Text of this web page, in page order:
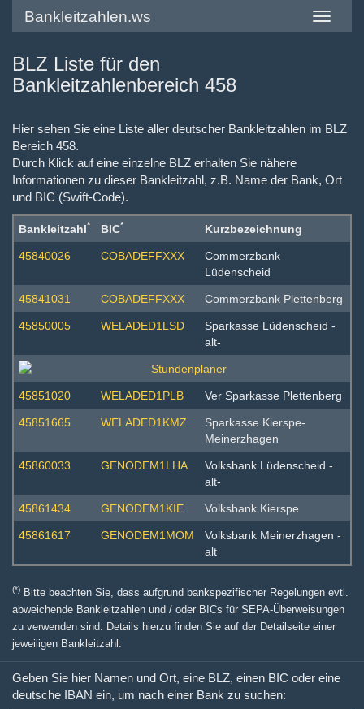
Toggle
Bankleitzahlen.ws
BLZ Liste für den
Bankleitzahlenbereich 458
Hier sehen Sie eine Liste aller deutscher Bankleitzahlen im BLZ
Bereich 458.
Durch Klick auf eine einzelne BLZ erhalten Sie nähere
Informationen zu dieser Bankleitzahl, z.B. Name der Bank, Ort
und BIC (Swift-Code).
Bankleitzahl* BIC* Kurzbezeichnung
45840026 COBADEFFXXX
Commerzbank
Lüdenscheid
45841031 COBADEFFXXX Commerzbank Plettenberg
45850005 WELADED1LSD
Sparkasse Lüdenscheid -
alt-
45851020 WELADED1PLB Ver Sparkasse Plettenberg
45851665 WELADED1KMZ
Sparkasse Kierspe-
Meinerzhagen
45860033 GENODEM1LHA
Volksbank Lüdenscheid -
alt-
45861434 GENODEM1KIE Volksbank Kierspe
45861617 GENODEM1MOM
Volksbank Meinerzhagen -
alt
(*) Bitte beachten Sie, dass aufgrund bankspezifischer Regelungen evtl.
abweichende Bankleitzahlen und / oder BICs für SEPA-Überweisungen
zu verwenden sind. Details hierzu finden Sie auf der Detailseite einer
jeweiligen Bankleitzahl.
Geben Sie hier Namen und Ort, eine BLZ, einen BIC oder eine
deutsche IBAN ein, um nach einer Bank zu suchen: